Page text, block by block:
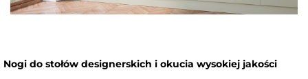
Nogi do stołów designerskich i okucia wysokiej jakości